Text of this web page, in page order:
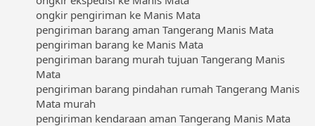
ongkir pengiriman ke Manis Mata
pengiriman barang aman Tangerang Manis Mata
pengiriman barang ke Manis Mata
pengiriman barang murah tujuan Tangerang Manis
Mata
pengiriman barang pindahan rumah Tangerang Manis
Mata murah
pengiriman kendaraan aman Tangerang Manis Mata